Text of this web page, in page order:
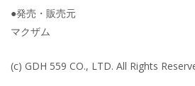
●発売・販売元
マクザム
(c) GDH 559 CO., LTD. All Rights